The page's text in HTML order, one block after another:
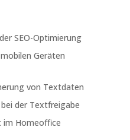
SEO-Optimierung
Geräten
von Textdaten
der Textfreigabe
im Homeoffice